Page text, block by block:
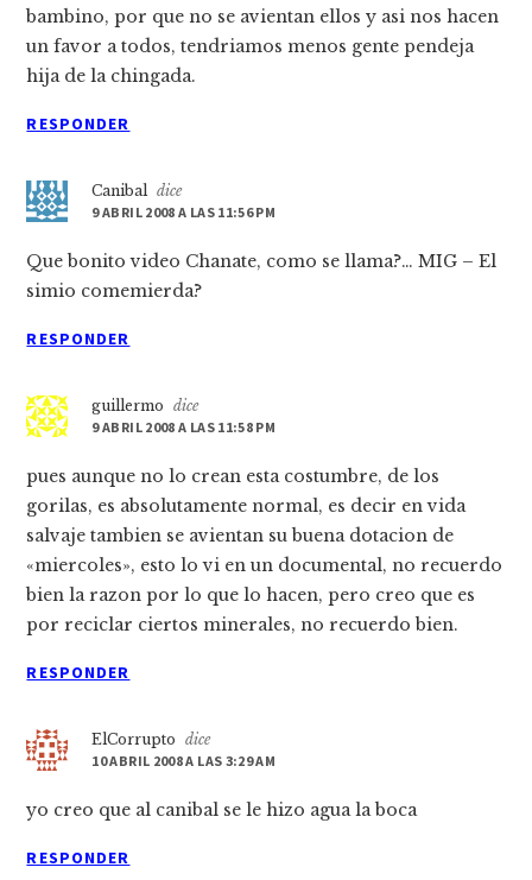
bambino, por que no se avientan ellos y asi nos hacen
un favor a todos, tendriamos menos gente pendeja
hija de la chingada.
RESPONDER
Canibal dice
9 ABRIL 2008 A LAS 11:56 PM
Que bonito video Chanate, como se llama?… MIG – El
simio comemierda?
RESPONDER
guillermo
dice
9 ABRIL 2008 A LAS 11:58 PM
pues aunque no lo crean esta costumbre, de los
gorilas, es absolutamente normal, es decir en vida
salvaje tambien se avientan su buena dotacion de
«miercoles», esto lo vi en un documental, no recuerdo
bien la razon por lo que lo hacen, pero creo que es
por reciclar ciertos minerales, no recuerdo bien.
RESPONDER
ElCorrupto
dice
10 ABRIL 2008 A LAS 3:29 AM
yo creo que al canibal se le hizo agua la boca
RESPONDER